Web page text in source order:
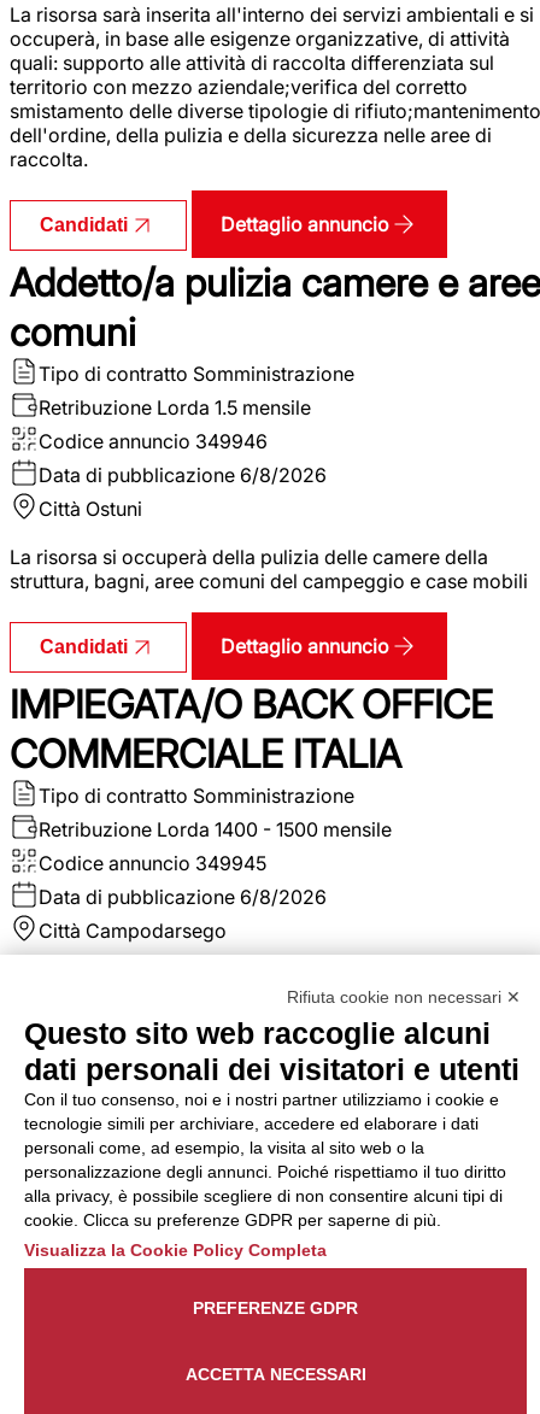
La risorsa sarà inserita all'interno dei servizi ambientali e si
occuperà, in base alle esigenze organizzative, di attività
quali: supporto alle attività di raccolta differenziata sul
territorio con mezzo aziendale;verifica del corretto
smistamento delle diverse tipologie di rifiuto;mantenimento
dell'ordine, della pulizia e della sicurezza nelle aree di
raccolta.
Candidati Dettaglio annuncio
Addetto/a pulizia camere e aree
comuni
Tipo di contratto Somministrazione
Retribuzione Lorda 1.5 mensile
Codice annuncio 349946
Data di pubblicazione 6/8/2026
Città Ostuni
La risorsa si occuperà della pulizia delle camere della
struttura, bagni, aree comuni del campeggio e case mobili
Candidati Dettaglio annuncio
IMPIEGATA/O BACK OFFICE
COMMERCIALE ITALIA
Tipo di contratto Somministrazione
Retribuzione Lorda 1400 - 1500 mensile
Codice annuncio 349945
Data di pubblicazione 6/8/2026
Città Campodarsego
pianificare e gestire gli approvvigionamenti di materia
e non, si occuperà dell'emissione ordini fornitori, sollecito
consegna materiale, verifica bolle in ingresso. Ricerca
fornitori La risorsa si interfaccerà con il responsabile di
produzione, con il magazzino e con i fornitori al fine di
gestire al meglio ed ottimizzare i costi e le scorte.
Candidati Dettaglio annuncio
Addetto/a assemblaggio
elettrico - Colognola ai Colli
Tipo di contratto Somministrazione
Rifiuta cookie non necessari ✕
Questo sito web raccoglie alcuni
dati personali dei visitatori e utenti
Con il tuo consenso, noi e i nostri partner utilizziamo i cookie e
tecnologie simili per archiviare, accedere ed elaborare i dati
personali come, ad esempio, la visita al sito web o la
personalizzazione degli annunci. Poiché rispettiamo il tuo diritto
alla privacy, è possibile scegliere di non consentire alcuni tipi di
cookie. Clicca su preferenze GDPR per saperne di più.
Visualizza la Cookie Policy Completa
ACCETTA NECESSARI
PREFERENZE GDPR